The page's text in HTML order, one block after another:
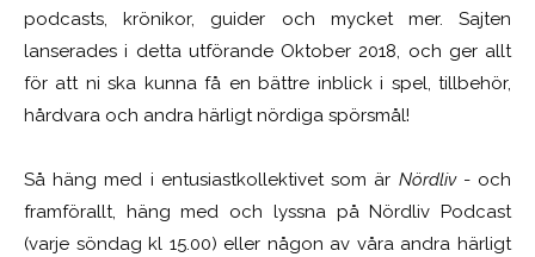
podcasts, krönikor, guider och mycket mer. Sajten
lanserades i detta utförande Oktober 2018, och ger allt
för att ni ska kunna få en bättre inblick i spel, tillbehör,
hårdvara och andra härligt nördiga spörsmål!
Så häng med i entusiastkollektivet som är Nördliv- och
framförallt, häng med och lyssna på Nördliv Podcast
(varje söndag kl 15.00) eller någon av våra andra härligt